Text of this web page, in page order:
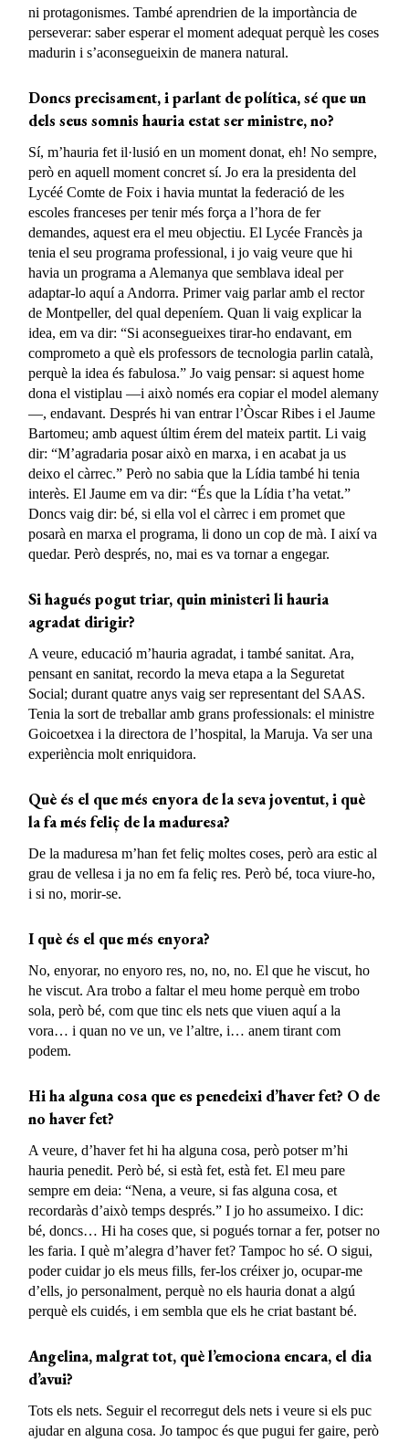
ni protagonismes. També aprendrien de la importància de
perseverar: saber esperar el moment adequat perquè les coses
madurin i s’aconsegueixin de manera natural.
Doncs precisament, i parlant de política, sé que un
dels seus somnis hauria estat ser ministre, no?
Sí, m’hauria fet il·lusió en un moment donat, eh! No sempre,
però en aquell moment concret sí. Jo era la presidenta del
Lycéé Comte de Foix i havia muntat la federació de les
escoles franceses per tenir més força a l’hora de fer
demandes, aquest era el meu objectiu. El Lycée Francès ja
tenia el seu programa professional, i jo vaig veure que hi
havia un programa a Alemanya que semblava ideal per
adaptar-lo aquí a Andorra. Primer vaig parlar amb el rector
de Montpeller, del qual depeníem. Quan li vaig explicar la
idea, em va dir: “Si aconsegueixes tirar-ho endavant, em
comprometo a què els professors de tecnologia parlin català,
perquè la idea és fabulosa.” Jo vaig pensar: si aquest home
dona el vistiplau —i això només era copiar el model alemany
—, endavant. Després hi van entrar l’Òscar Ribes i el Jaume
Bartomeu; amb aquest últim érem del mateix partit. Li vaig
dir: “M’agradaria posar això en marxa, i en acabat ja us
deixo el càrrec.” Però no sabia que la Lídia també hi tenia
interès. El Jaume em va dir: “És que la Lídia t’ha vetat.”
Doncs vaig dir: bé, si ella vol el càrrec i em promet que
posarà en marxa el programa, li dono un cop de mà. I així va
quedar. Però després, no, mai es va tornar a engegar.
Si hagués pogut triar, quin ministeri li hauria
agradat dirigir?
A veure, educació m’hauria agradat, i també sanitat. Ara,
pensant en sanitat, recordo la meva etapa a la Seguretat
Social; durant quatre anys vaig ser representant del SAAS.
Tenia la sort de treballar amb grans professionals: el ministre
Goicoetxea i la directora de l’hospital, la Maruja. Va ser una
experiència molt enriquidora.
Què és el quemés enyora de la sevajoventut,i què
la fa més feliç de la maduresa?
De la maduresa m’han fet feliç moltes coses, però ara estic al
grau de vellesa i ja no em fa feliç res. Però bé, toca viure-ho,
i si no, morir-se.
I què és el que més enyora?
No, enyorar, no enyoro res, no, no, no. El que he viscut, ho
he viscut. Ara trobo a faltar el meu home perquè em trobo
sola, però bé, com que tinc els nets que viuen aquí a la
vora… i quan no ve un, ve l’altre, i… anem tirant com
podem.
Hi ha alguna cosa que es penedeixi d’haver fet? O de
no haver fet?
A veure, d’haver fet hi ha alguna cosa, però potser m’hi
hauria penedit. Però bé, si està fet, està fet. El meu pare
sempre em deia: “Nena, a veure, si fas alguna cosa, et
recordaràs d’això temps després.” I jo ho assumeixo. I dic:
bé, doncs… Hi ha coses que, si pogués tornar a fer, potser no
les faria. I què m’alegra d’haver fet? Tampoc ho sé. O sigui,
poder cuidar jo els meus fills, fer-los créixer jo, ocupar-me
d’ells, jo personalment, perquè no els hauria donat a algú
perquè els cuidés, i em sembla que els he criat bastant bé.
Angelina, malgrat tot, què l’emociona encara, el dia
d’avui?
Tots els nets. Seguir el recorregut dels nets i veure si els puc
ajudar en alguna cosa. Jo tampoc és que pugui fer gaire, però